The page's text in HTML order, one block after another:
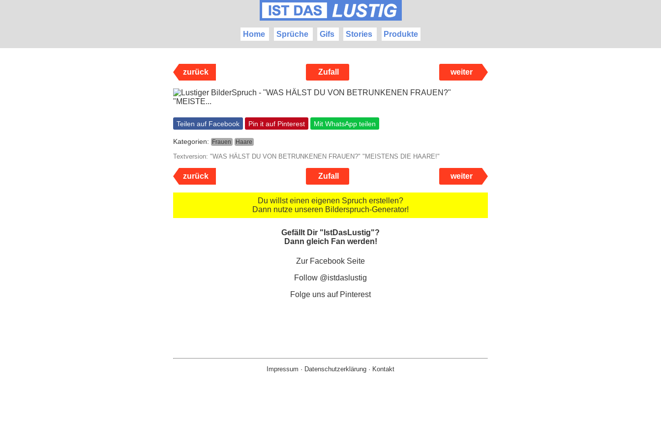
Home Sprüche Gifs Stories Produkte
zurück Zufall weiter
Teilen auf Facebook Pin it auf Pinterest Mit WhatsApp teilen
Kategorien: Frauen Haare
Textversion: "WAS HÄLST DU VON BETRUNKENEN FRAUEN?" "MEISTENS DIE HAARE!"
zurück Zufall weiter
Du willst einen eigenen Spruch erstellen?
Dann nutze unseren Bilderspruch-Generator!
Gefällt Dir "IstDasLustig"?
Dann gleich Fan werden!
Zur Facebook Seite
Follow @istdaslustig
Folge uns auf Pinterest
Impressum · Datenschutzerklärung · Kontakt